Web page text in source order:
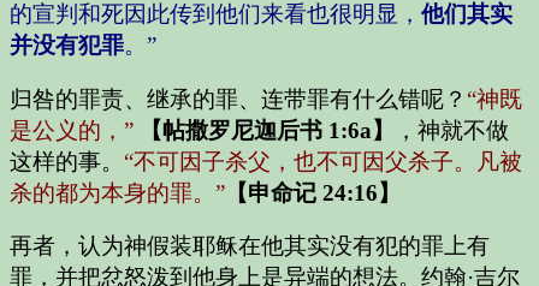
的宣判和死因此传到他们来看也很明显， 他们其实
并没有犯罪。”
归咎的罪责、继承的罪、连带罪有什么错呢？ “神既
是公义的，”
【帖撒罗尼迦后书 1:6a】
，神就不做
这样的事。 “不可因子杀父，也不可因父杀子。凡被
杀的都为本身的罪。” 【申命记 24:16】
再者，认为神假装耶稣在他其实没有犯的罪上有
罪，并把忿怒泼到他身上是异端的想法。约翰·吉尔